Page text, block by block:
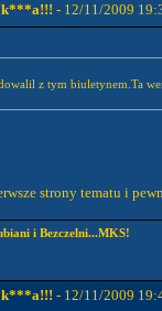
k***a!!! - 12/11/2009
z tym biuletynem.Ta
strony tematu i
i Bezczelni...MKS!
k***a!!! - 12/11/2009